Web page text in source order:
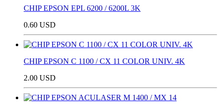
CHIP EPSON EPL 6200 / 6200L 3K
0.60 USD
CHIP EPSON C 1100 / CX 11 COLOR UNIV. 4K
2.00 USD